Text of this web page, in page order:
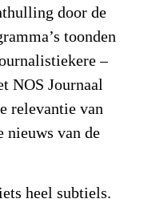
door de
toonden
–
NOS Journaal
relevantie van
nieuws van de
heel subtiels.